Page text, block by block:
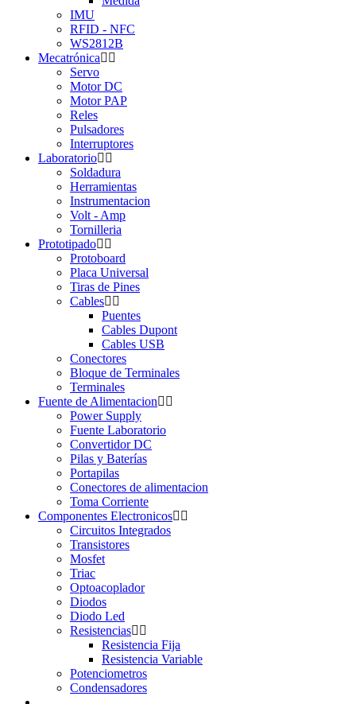
IMU
RFID - NFC
WS2812B
Mecatrónica
Servo
Motor DC
Motor PAP
Reles
Pulsadores
Interruptores
Laboratorio
Soldadura
Herramientas
Instrumentacion
Volt - Amp
Tornilleria
Prototipado
Protoboard
Placa Universal
Tiras de Pines
Cables
Puentes
Cables Dupont
Cables USB
Conectores
Bloque de Terminales
Terminales
Fuente de Alimentacion
Power Supply
Fuente Laboratorio
Convertidor DC
Pilas y Baterías
Portapilas
Conectores de alimentacion
Toma Corriente
Componentes Electronicos
Circuitos Integrados
Transistores
Mosfet
Triac
Optoacoplador
Diodos
Diodo Led
Resistencias
Resistencia Fija
Resistencia Variable
Potenciometros
Condensadores